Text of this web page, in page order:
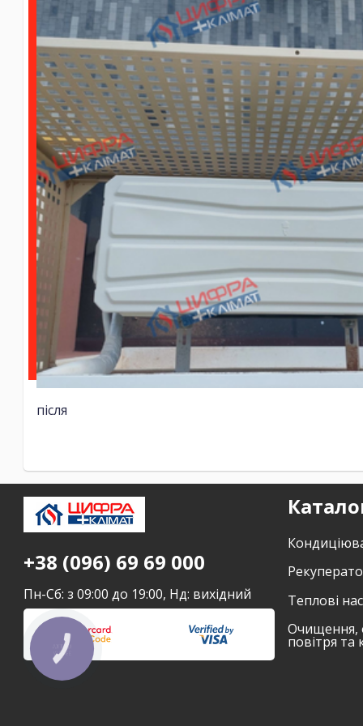
після
+38 (096) 69 69 000
Пн-Сб: з 09:00 до 19:00, Нд: вихідний
Теплові
Очищення,
повітря та